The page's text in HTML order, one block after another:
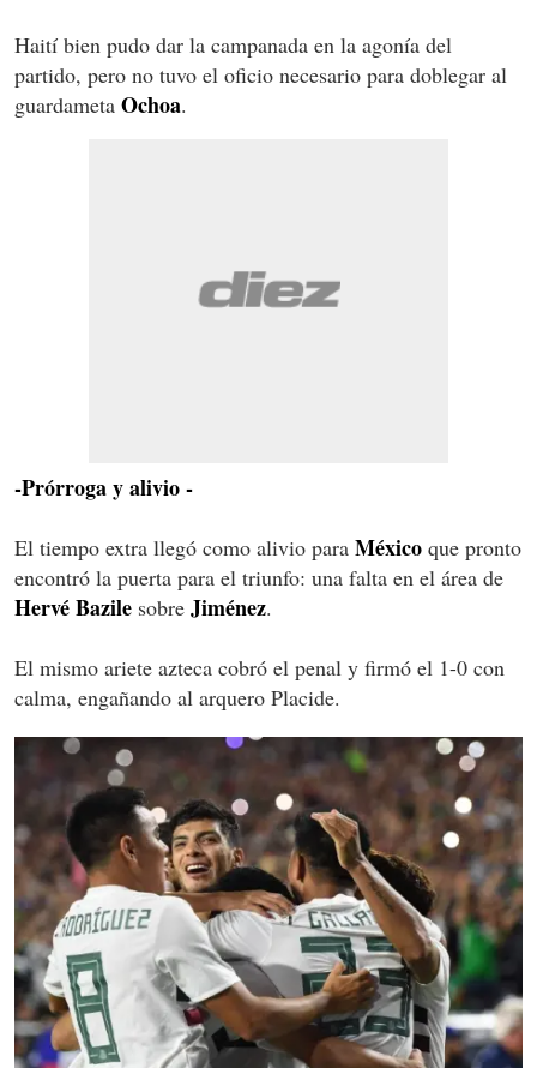
Haití bien pudo dar la campanada en la agonía del
partido, pero no tuvo el oficio necesario para doblegar al
guardameta Ochoa.
-Prórroga y alivio -
El tiempo extra llegó como alivio para México que pronto
encontró la puerta para el triunfo: una falta en el área de
Hervé Bazile sobre Jiménez.
El mismo ariete azteca cobró el penal y firmó el 1-0 con
calma, engañando al arquero Placide.